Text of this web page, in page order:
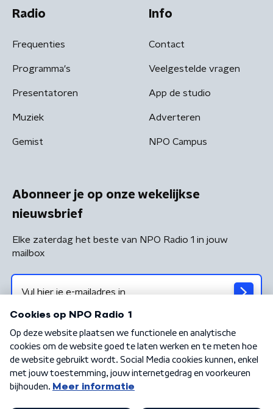
Radio
Frequenties
Programma's
Presentatoren
Muziek
Gemist
Info
Contact
Veelgestelde vragen
App de studio
Adverteren
NPO Campus
Abonneer je op onze wekelijkse
nieuwsbrief
Elke zaterdag het beste van NPO Radio 1 in jouw
mailbox
Algemene voorwaarden